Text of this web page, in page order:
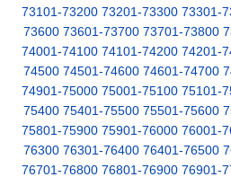
73101-73200 73201-73300 73301-
73600 73601-73700 73701-73800
74001-74100 74101-74200 74201-
74500 74501-74600 74601-74700
74901-75000 75001-75100 75101-
75400 75401-75500 75501-75600
75801-75900 75901-76000 76001-
76300 76301-76400 76401-76500
76701-76800 76801-76900 76901-